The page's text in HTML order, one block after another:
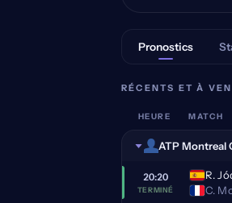
Pronostics
RÉCENTS ET À
HEURE MATCH
ATP Montreal
20:20
TERMINÉ
R.
C.